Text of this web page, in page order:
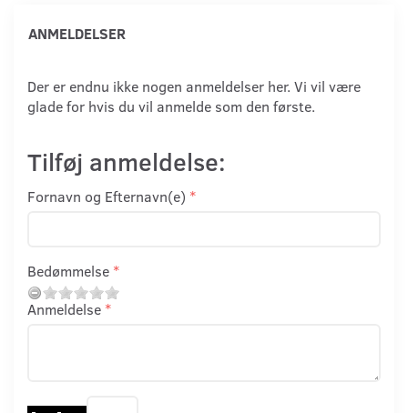
ANMELDELSER
Der er endnu ikke nogen anmeldelser her. Vi vil være
glade for hvis du vil anmelde som den første.
Tilføj anmeldelse:
Fornavn og Efternavn(e)
Bedømmelse
Anmeldelse